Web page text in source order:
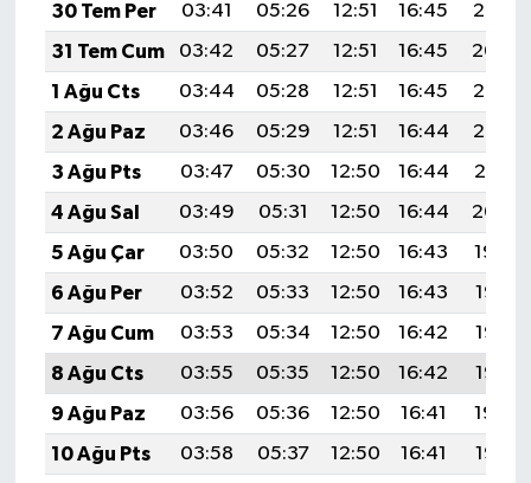
30 Tem Per
03:41 05:26 12:51 16:45
20:05
31 Tem Cum
03:42 05:27 12:51 16:45
20:04
1 Ağu Cts
03:44 05:28 12:51 16:45
20:03
2 Ağu Paz
03:46 05:29 12:51 16:44
20:02
3 Ağu Pts
03:47 05:30 12:50 16:44
20:01
4 Ağu Sal
03:49 05:31 12:50 16:44
20:00
5 Ağu Çar
03:50 05:32 12:50 16:43
19:59
6 Ağu Per
03:52 05:33 12:50 16:43
19:57
7 Ağu Cum
03:53 05:34 12:50 16:42
19:56
8 Ağu Cts
03:55 05:35 12:50 16:42
19:55
9 Ağu Paz
03:56 05:36 12:50 16:41
19:54
10 Ağu Pts
03:58 05:37 12:50 16:41
19:52